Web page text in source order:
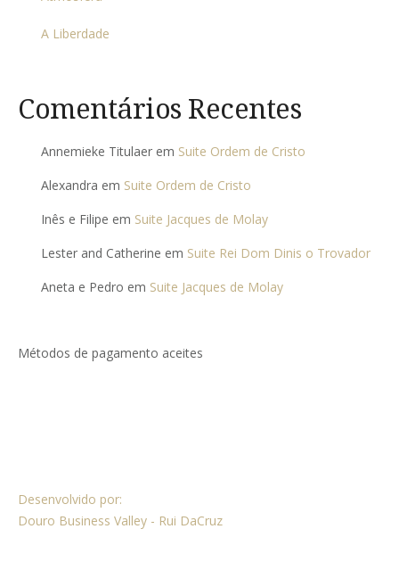
A Liberdade
Comentários Recentes
Annemieke Titulaer em Suite Ordem de Cristo
Alexandra em Suite Ordem de Cristo
Inês e Filipe em Suite Jacques de Molay
Lester and Catherine em Suite Rei Dom Dinis o Trovador
Aneta e Pedro em Suite Jacques de Molay
Métodos de pagamento aceites
Desenvolvido por:
Douro Business Valley - Rui DaCruz